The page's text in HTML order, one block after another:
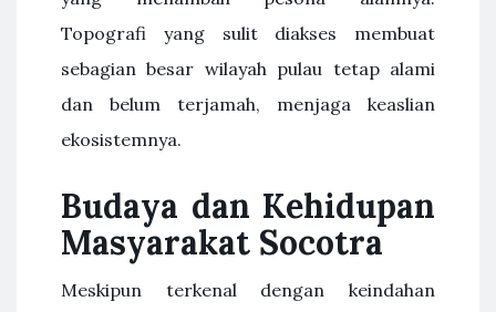
Topografi yang sulit diakses membuat
sebagian besar wilayah pulau tetap alami
dan belum terjamah, menjaga keaslian
ekosistemnya.
Budaya dan Kehidupan
Masyarakat Socotra
Meskipun terkenal dengan keindahan